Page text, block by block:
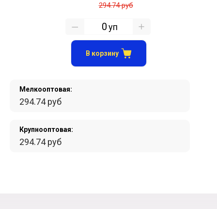
Мелкооптовая:
294.74 руб
Крупнооптовая:
294.74 руб
294.74 руб
уп
В корзину